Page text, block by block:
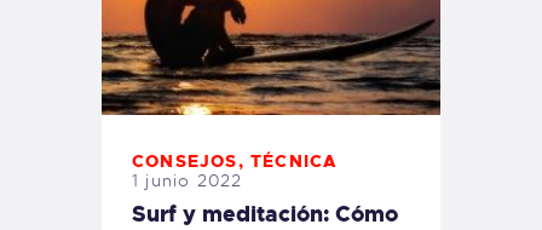
CONSEJOS,TÉCNICA
1 junio 2022
Surf y meditación: Cómo